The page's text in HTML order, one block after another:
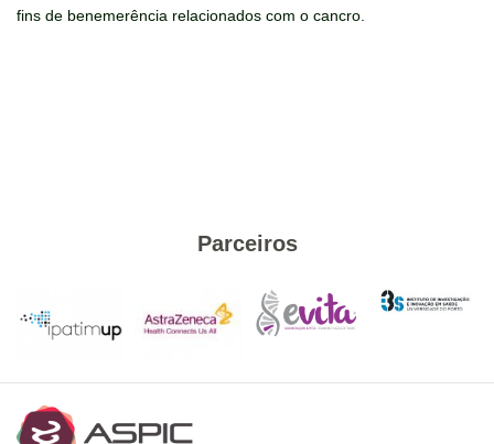
fins de benemerência relacionados com o cancro.
Parceiros